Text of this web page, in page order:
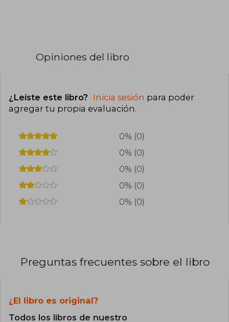
Opiniones del libro
¿Leíste este libro? Inicia sesión para poder
agregar tu propia evaluación.
0% (0)
0% (0)
0% (0)
0% (0)
0% (0)
Preguntas frecuentes sobre el libro
¿El libro es original?
Todos los libros de nuestro